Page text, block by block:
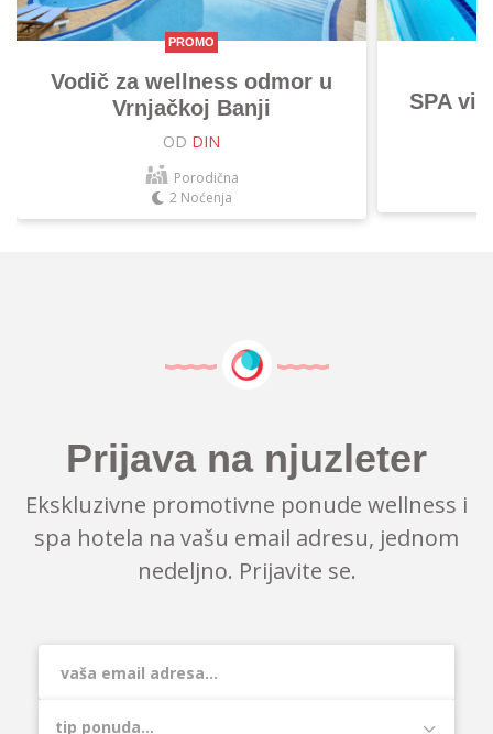
PROMO
Vodič za wellness odmor u
Vrnjačkoj Banji
OD DIN
Porodična
2 Noćenja
SPA
Prijava na njuzleter
Ekskluzivne promotivne ponude wellness i
spa hotela na vašu email adresu, jednom
nedeljno. Prijavite se.